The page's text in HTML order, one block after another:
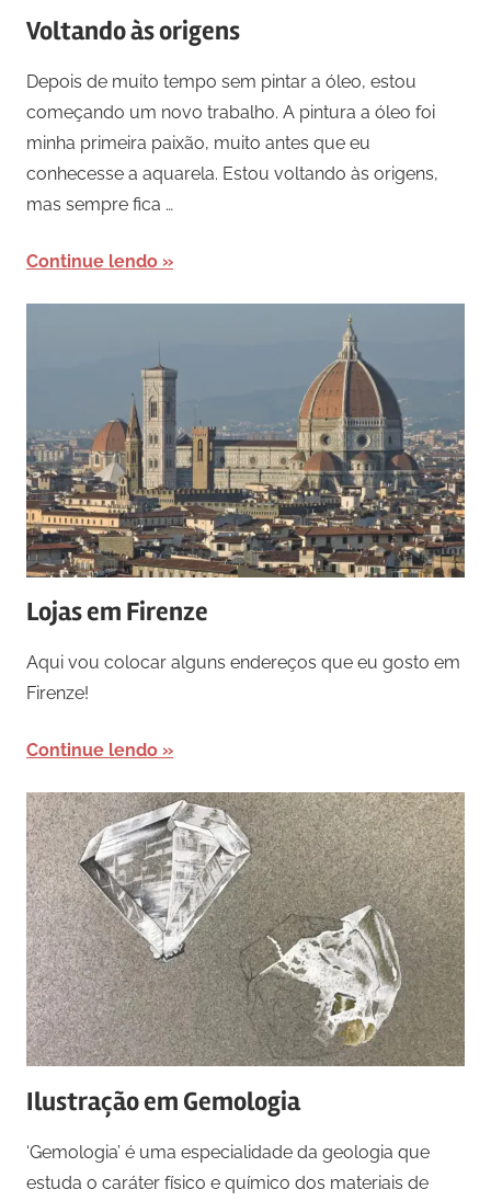
Voltando às origens
Depois de muito tempo sem pintar a óleo, estou
começando um novo trabalho. A pintura a óleo foi
minha primeira paixão, muito antes que eu
conhecesse a aquarela. Estou voltando às origens,
mas sempre fica …
Continue lendo
Lojas em Firenze
Aqui vou colocar alguns endereços que eu gosto em
Firenze!
Continue lendo
Ilustração em Gemologia
‘Gemologia’ é uma especialidade da geologia que
estuda o caráter físico e químico dos materiais de